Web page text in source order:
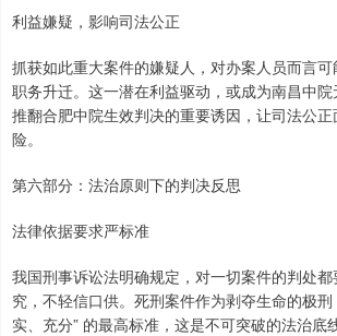
利益嫌疑，影响司法公正
抓获如此重大案件的嫌疑人，对办案人员而言可
职务升迁。这一潜在利益驱动，或成为南昌中
推翻合肥中院生效判决的重要诱因，让司法公
险。
第六部分：法治原则下的判决反思
法律依据要求严标准
我国刑事诉讼法明确规定，对一切案件的判处
究，不轻信口供。死刑案件作为剥夺生命的极刑
实、充分” 的最高标准，这是不可突破的法治底线